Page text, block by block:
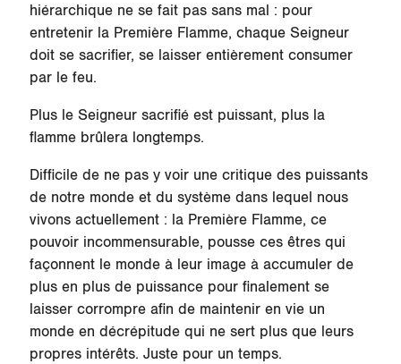
hiérarchique ne se fait pas sans mal : pour
entretenir la Première Flamme, chaque Seigneur
doit se sacrifier, se laisser entièrement consumer
par le feu.
Plus le Seigneur sacrifié est puissant, plus la
flamme brûlera longtemps.
Difficile de ne pas y voir une critique des puissants
de notre monde et du système dans lequel nous
vivons actuellement : la Première Flamme, ce
pouvoir incommensurable, pousse ces êtres qui
façonnent le monde à leur image à accumuler de
plus en plus de puissance pour finalement se
laisser corrompre afin de maintenir en vie un
monde en décrépitude qui ne sert plus que leurs
propres intérêts. Juste pour un temps.